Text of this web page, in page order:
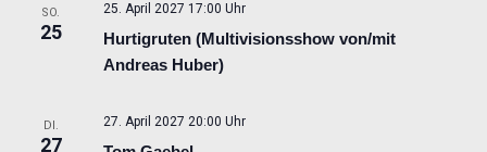
SO.
25
Hurtigruten (Multivisionsshow von/mit
Andreas Huber)
25. April 2027 17:00 Uhr
DI.
27
27. April 2027 20:00 Uhr